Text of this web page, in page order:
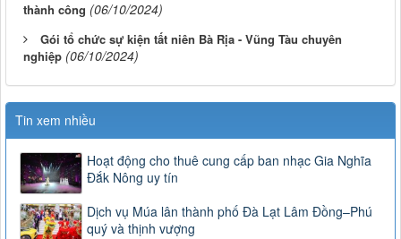
thành công (06/10/2024)
Gói tổ chức sự kiện tất niên Bà Rịa - Vũng Tàu chuyên
nghiệp (06/10/2024)
Tin xem nhiều
Hoạt động cho thuê cung cấp ban nhạc Gia Nghĩa
Đắk Nông uy tín
Dịch vụ Múa lân thành phố Đà Lạt Lâm Đồng–Phú
quý và thịnh vượng